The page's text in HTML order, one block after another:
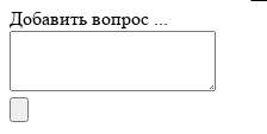
Добавить вопрос ...